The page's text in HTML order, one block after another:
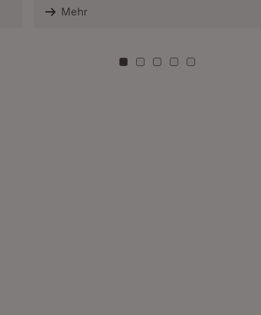
Mehr
Zu Kachel: 0
Zu Kachel: 3
Zu Kachel: 6
Zu Kachel: 9
Zu Kachel: 12